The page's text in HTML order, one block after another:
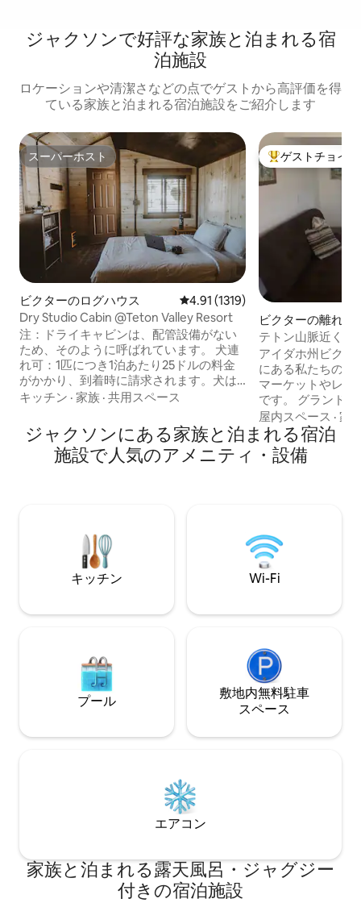
ジャクソンで好評な家族と泊まれる宿
泊施設
ロケーションや清潔さなどの点でゲストから高評価を得
ている家族と泊まれる宿泊施設をご紹介します
スーパーホスト
スーパーホスト
ビクターのログハウス レビュー1319件、5つ星中4.91つ
4.91 (1319)
Dry Studio Cabin @Teton Valley Resort
注：ドライキャビンは、配管設備がない
ため、そのように呼ばれています。 犬連
れ可：1匹につき1泊あたり25ドルの料金
がかかり、到着時に請求されます。犬は
最大2匹まで。犬のみ。他の動物の同伴は
なデザインで、クイーンベッド1台が備わ
っています。各キャビンにはミニ冷蔵庫/
冷凍庫、電子レンジ、テーブルが備わっ
ックイン時に有効な身分証明書とクレジ
ットカードが必要です。
キッチン · 家族 · 共用スペース
大好評のゲスト
ゲストチョイス
ビクターの離れ
テトン山脈近くの
アイダホ州ビクタ
にある私たちの隣
マーケットやレス
です。 グランド
マイル イエロー
ランドターギー
ャクソンホールリゾ
オンドリや隣人
間の温水シャワーが可
お待ちしておりま
屋内スペース ·家
ジャクソンにある家族と泊まれる宿泊
施設で人気のアメニティ・設備
キッチン Wi-Fi
プール
敷地内無料駐⁠車
ス⁠ペ⁠ー⁠ス
エアコン
家族と泊まれる露天風呂・ジャグジー
付きの宿泊施設